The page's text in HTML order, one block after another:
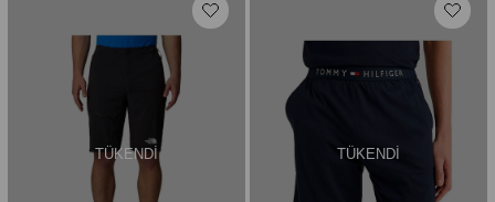
TÜKENDI TÜKENDI